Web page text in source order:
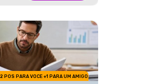
POS PARA VOCE +1 PARA UM AMIGO